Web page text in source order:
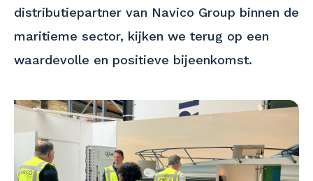
distributiepartner van Navico Group binnen de
maritieme sector, kijken we terug op een
waardevolle en positieve bijeenkomst.